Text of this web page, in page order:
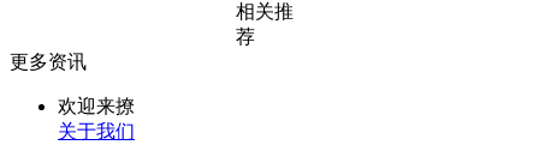
相关推
荐
更多资讯
欢迎来撩
关于我们